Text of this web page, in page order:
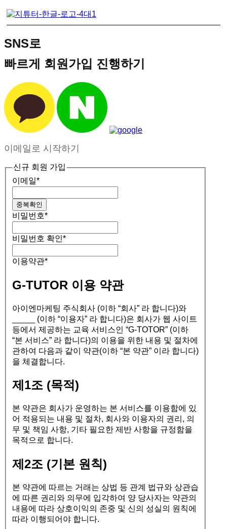
SNS로
빠르게 회원가입 진행하기
이메일로 시작하기
신규 회원 가입
이메일*
중복확인
비밀번호*
비밀번호 확인*
이용약관*
G-TUTOR 이용 약관
아이엔마케팅 주식회사 (이하 “회사” 라 합니다)와
_____ (이하 “이용자” 라 합니다)은 회사가 웹 사이트
등에서 제공하는 교육 서비스인 “G-TOTOR” (이하
“본 서비스” 라 합니다)의 이용을 위한 내용 및 절차에
관하여 다음과 같이 약관(이하 “본 약관” 이라 합니다)
을 체결합니다.
제1조 (목적)
본 약관은 회사가 운영하는 본 서비스를 이용함에 있
어 적용되는 내용 및 절차, 회사와 이용자의 권리, 의
무 및 책임 사항, 기타 필요한 제반 사항을 규정함을
목적으로 합니다.
제2조 (기본 원칙)
본 약관에 따르는 거래는 상법 등 관계 법규와 상관습
에 따른 권리와 의무에 입각하여 양 당사자는 약관의
내용에 따라 상호이익의 존중 및 신의 성실의 원칙에
따라 이행되어야 합니다.